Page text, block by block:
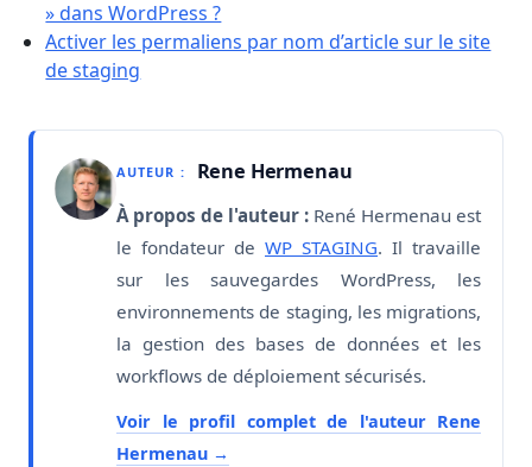
» dans WordPress ?
Activer les permaliens par nom d’article sur le site
de staging
AUTEUR : Rene Hermenau
À propos de l'auteur : René Hermenau est
le fondateur de WP STAGING. Il travaille
sur les sauvegardes WordPress, les
environnements de staging, les migrations,
la gestion des bases de données et les
workflows de déploiement sécurisés.
Voir le profil complet de l'auteur Rene
Hermenau